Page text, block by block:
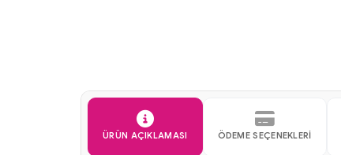
ÜRÜN AÇIKLAMASI ÖDEME SEÇENEKLERI